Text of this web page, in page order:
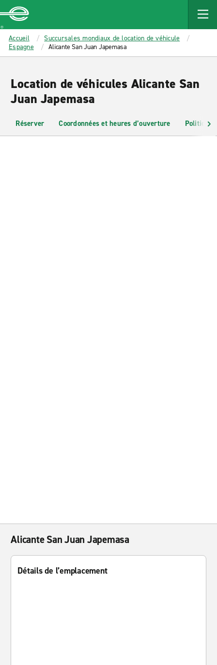
MAIN
CONTENT
Enterprise
Accueil
Succursales mondiaux de location de véhicule
Espagne
Alicante San Juan Japemasa
Location de véhicules Alicante San
Juan Japemasa
Réserver Coordonnées et heures d’ouverture Politiques
Alicante San Juan Japemasa
Détails de l’emplacement